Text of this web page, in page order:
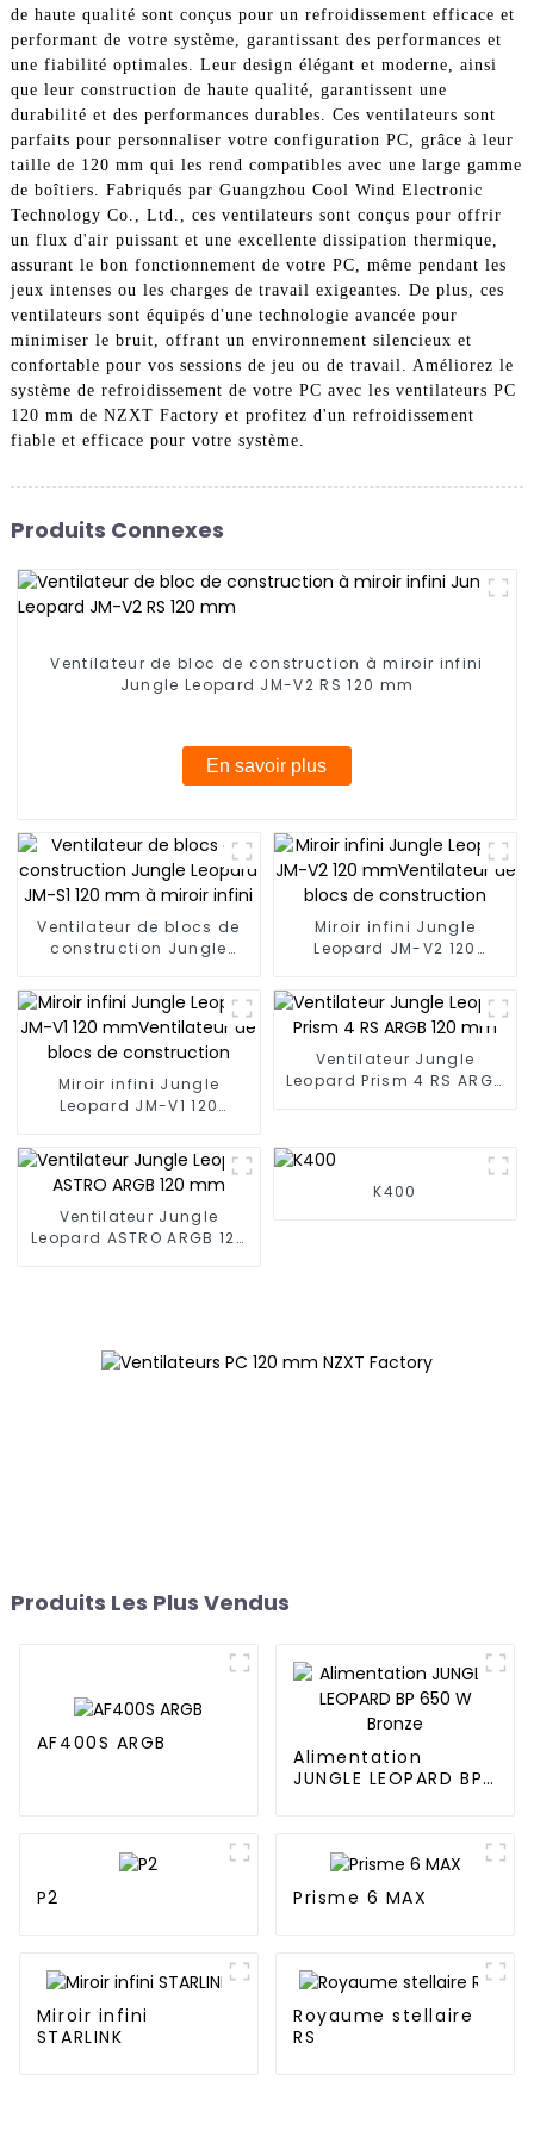
de haute qualité sont conçus pour un refroidissement efficace et
performant de votre système, garantissant des performances et
une fiabilité optimales. Leur design élégant et moderne, ainsi
que leur construction de haute qualité, garantissent une
durabilité et des performances durables. Ces ventilateurs sont
parfaits pour personnaliser votre configuration PC, grâce à leur
taille de 120 mm qui les rend compatibles avec une large gamme
de boîtiers. Fabriqués par Guangzhou Cool Wind Electronic
Technology Co., Ltd., ces ventilateurs sont conçus pour offrir
un flux d'air puissant et une excellente dissipation thermique,
assurant le bon fonctionnement de votre PC, même pendant les
jeux intenses ou les charges de travail exigeantes. De plus, ces
ventilateurs sont équipés d'une technologie avancée pour
minimiser le bruit, offrant un environnement silencieux et
confortable pour vos sessions de jeu ou de travail. Améliorez le
système de refroidissement de votre PC avec les ventilateurs PC
120 mm de NZXT Factory et profitez d'un refroidissement
fiable et efficace pour votre système.
Produits Connexes
Ventilateur de bloc de construction à miroir infini
Jungle Leopard JM-V2 RS 120 mm
En savoir plus
Ventilateur de blocs de
construction Jungle
miroir infini
Miroir infini Jungle
Leopard JM-V2 120
de construction
Miroir infini Jungle
Leopard JM-V1 120
de construction
Ventilateur Jungle
Leopard Prism 4 RS ARGB
Ventilateur Jungle
Leopard ASTRO ARGB 120
K400
Produits Les Plus Vendus
AF400S ARGB
Alimentation
JUNGLE LEOPARD BP
P2 Prisme 6 MAX
Miroir infini
STARLINK
Royaume stellaire
RS